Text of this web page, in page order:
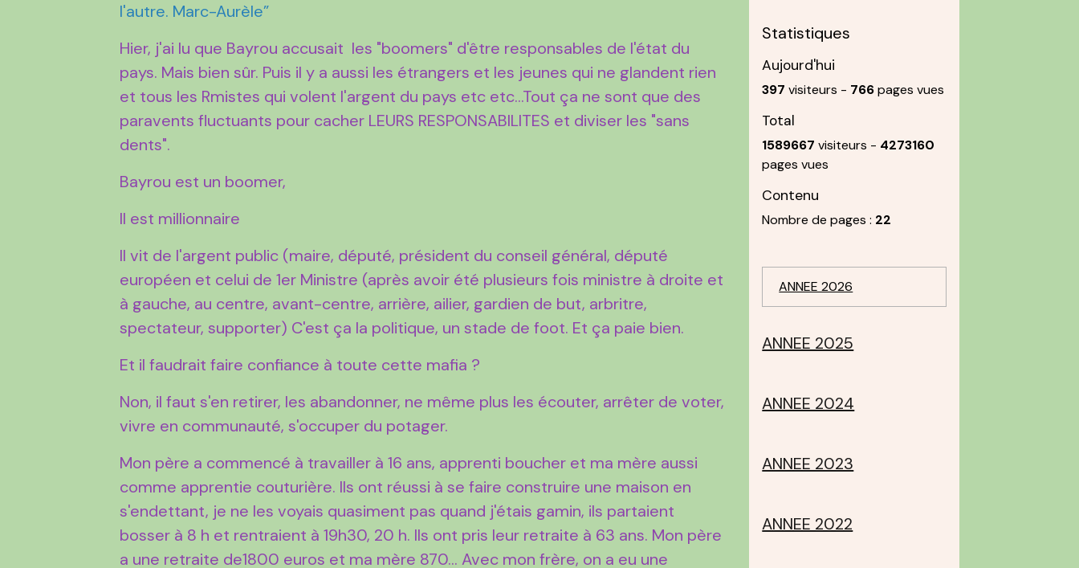
l'autre. Marc-Aurèle”
Hier, j'ai lu que Bayrou accusait les "boomers" d'être responsables de l'état du
pays. Mais bien sûr. Puis il y a aussi les étrangers et les jeunes qui ne glandent rien
et tous les Rmistes qui volent l'argent du pays etc etc...Tout ça ne sont que des
paravents fluctuants pour cacher LEURS RESPONSABILITES et diviser les "sans
dents".
Bayrou est un boomer,
Il est millionnaire
Il vit de l'argent public (maire, député, président du conseil général, député
européen et celui de 1er Ministre (après avoir été plusieurs fois ministre à droite et
à gauche, au centre, avant-centre, arrière, ailier, gardien de but, arbritre,
spectateur, supporter) C'est ça la politique, un stade de foot. Et ça paie bien.
Et il faudrait faire confiance à toute cette mafia ?
Non, il faut s'en retirer, les abandonner, ne même plus les écouter, arrêter de voter,
vivre en communauté, s'occuper du potager.
Mon père a commencé à travailler à 16 ans, apprenti boucher et ma mère aussi
comme apprentie couturière. Ils ont réussi à se faire construire une maison en
s'endettant, je ne les voyais quasiment pas quand j'étais gamin, ils partaient
bosser à 8 h et rentraient à 19h30, 20 h. Ils ont pris leur retraite à 63 ans. Mon père
a une retraite de1800 euros et ma mère 870... Avec mon frère, on a eu une
Statistiques
Aujourd'hui
397 visiteurs - 766pages vues
Total
1589667 visiteurs - 4273160
pages vues
Contenu
Nombre de pages : 22
ANNEE 2026
ANNEE 2025
ANNEE 2024
ANNEE 2023
ANNEE 2022